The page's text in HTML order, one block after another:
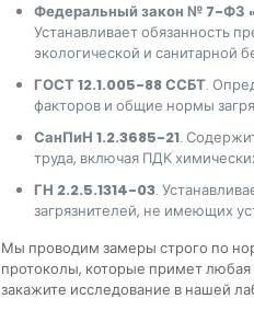
Федеральный закон № 7-ФЗ
Устанавливает обязанность
экологической и санитарной
ГОСТ 12.1.005-88 ССБТ.
факторов и общие нормы
СанПиН 1.2.3685-21.
труда, включая ПДК
ГН 2.2.5.1314-03.
загрязнителей, не имеющих
Мы проводим замеры строго по
протоколы, которые примет любая
закажите исследование в нашей